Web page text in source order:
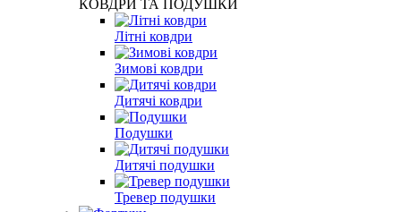
КОВДРИ ТА ПОДУШКИ
Літні ковдри
Зимові ковдри
Дитячі ковдри
Подушки
Дитячі подушки
Тревер подушки